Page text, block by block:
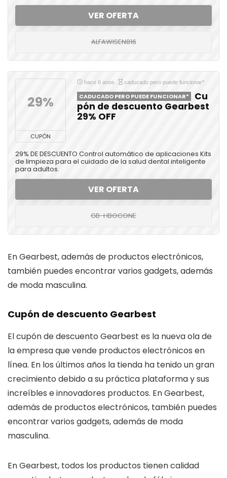
VER OFERTA
ALFAWISEN816
29%
CUPÓN
hace 6 anos caducado pero puede funcionar*
CADUCADO PERO PUEDE FUNCIONAR*
Cu
pón de descuento Gearbest
29% OFF
29% DE DESCUENTO Control automático de aplicaciones Kits
de limpieza para el cuidado de la salud dental inteligente
para adultos.
VER OFERTA
GB-HBOCONE
En Gearbest, además de productos electrónicos,
también puedes encontrar varios gadgets, además
de moda masculina.
Cupón de descuento Gearbest
El cupón de descuento Gearbest es la nueva ola de
la empresa que vende productos electrónicos en
línea. En los últimos años la tienda ha tenido un gran
crecimiento debido a su práctica plataforma y sus
increíbles e innovadores productos. En Gearbest,
además de productos electrónicos, también puedes
encontrar varios gadgets, además de moda
masculina.
En Gearbest, todos los productos tienen calidad